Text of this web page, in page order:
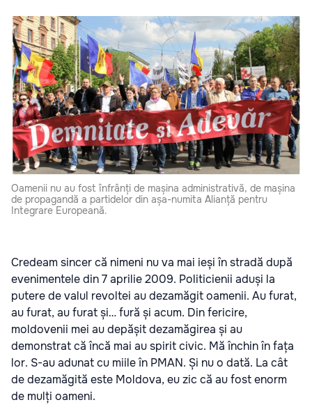
Oamenii nu au fost înfrânți de mașina administrativă, de mașina
de propagandă a partidelor din așa-numita Alianță pentru
Integrare Europeană.
Credeam sincer că nimeni nu va mai ieși în stradă după
evenimentele din 7 aprilie 2009. Politicienii aduși la
putere de valul revoltei au dezamăgit oamenii. Au furat,
au furat, au furat și… fură și acum. Din fericire,
moldovenii mei au depășit dezamăgirea și au
demonstrat că încă mai au spirit civic. Mă închin în fața
lor. S-au adunat cu miile în PMAN. Și nu o dată. La cât
de dezamăgită este Moldova, eu zic că au fost enorm
de mulți oameni.